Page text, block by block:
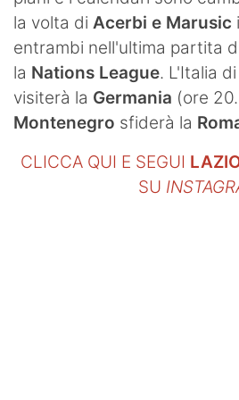
la volta di Acerbi e Marusic
entrambi nell'ultima partita
la Nations League. L'Italia di
visiterà la Germania (ore
Montenegro sfiderà la
CLICCA QUI E SEGUI
SU